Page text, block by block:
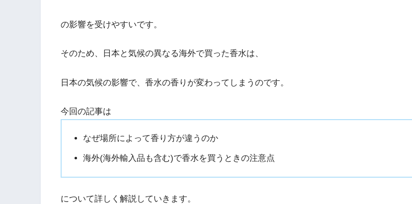
の影響を受けやすいです。
そのため、日本と気候の異なる海外で買った香水は、
日本の気候の影響で、香水の香りが変わってしまうのです。
今回の記事は
なぜ場所によって香り方が違うのか
海外(海外輸入品も含む)で香水を買うときの注意点
について詳しく解説していきます。